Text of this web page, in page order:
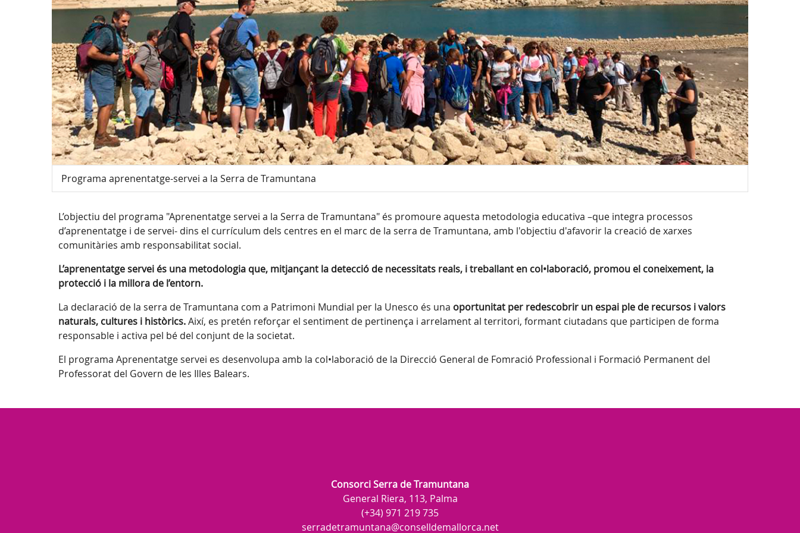
Programa aprenentatge-servei a la Serra de Tramuntana
L’objectiu del programa "Aprenentatge servei a la Serra de Tramuntana" és promoure aquesta metodologia educativa –que integra processos
d’aprenentatge i de servei- dins el currículum dels centres en el marc de la serra de Tramuntana, amb l'objectiu d'afavorir la creació de xarxes
comunitàries amb responsabilitat social.
L’aprenentatge servei és una metodologia que, mitjançant la detecció de necessitats reals, i treballant en col•laboració, promou el coneixement, la
protecció i la millora de l’entorn.
La declaració de la serra de Tramuntana com a Patrimoni Mundial per la Unesco és una oportunitat per redescobrir un espai ple de recursos i valors
naturals, cultures i històrics.Així, es pretén reforçar el sentiment de pertinença i arrelament al territori, formant ciutadans que participen de forma
responsable i activa pel bé del conjunt de la societat.
El programa Aprenentatge servei es desenvolupa amb la col•laboració de la Direcció General de Fomració Professional i Formació Permanent del
Professorat del Govern de les Illes Balears.
Consorci Serra de Tramuntana
General Riera, 113, Palma
(+34) 971 219 735
serradetramuntana@conselldemallorca.net